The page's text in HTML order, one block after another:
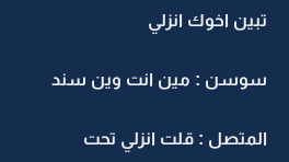
تبين اخوك انزلي
سوسن : مين انت وين سند
المتصل : قلت انزلي تحت